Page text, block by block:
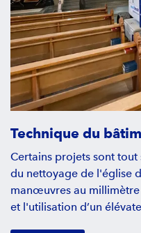
Technique du
Certains projets sont
du nettoyage de l'église
manœuvres au
et l'utilisation d’un